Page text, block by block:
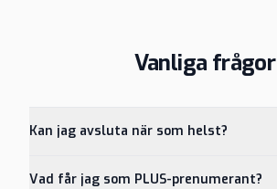
Vanliga frågor
Kan jag avsluta när som helst?
Vad får jag som PLUS-prenumerant?